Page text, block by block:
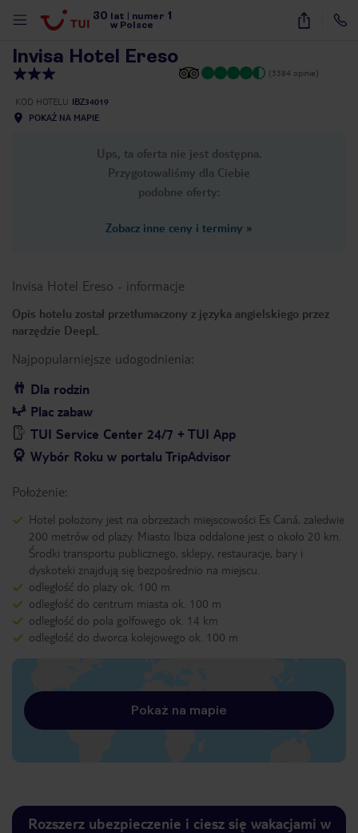
30 lat numer 1
w Polsce
30
Invisa Hotel Ereso
(3384 opinie)
KOD HOTELU IBZ34019
POKAŻ NA MAPIE
Ups, ta oferta nie jest dostępna.
Przygotowaliśmy dla Ciebie
podobne oferty:
Zobacz inne ceny i terminy »
Invisa Hotel Ereso - informacje
Opis hotelu został przetłumaczony z języka angielskiego przez
narzędzie DeepL
Najpopularniejsze udogodnienia:
Dla rodzin
Plac zabaw
TUI Service Center 24/7 + TUI App
Wybór Roku w portalu TripAdvisor
Położenie:
Hotel położony jest na obrzeżach miejscowości Es Caná, zaledwie
200 metrów od plaży. Miasto Ibiza oddalone jest o około 20 km.
Środki transportu publicznego, sklepy, restauracje, bary i
dyskoteki znajdują się bezpośrednio na miejscu.
odległość do plaży ok. 100 m
odległość do centrum miasta ok. 100 m
odległość do pola golfowego ok. 14 km
odległość do dworca kolejowego ok. 100 m
Pokaż na mapie
Rozszerz ubezpieczenie i ciesz się wakacjami w